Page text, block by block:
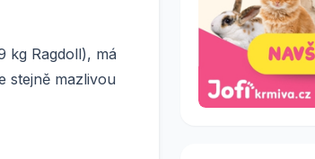
kg Ragdoll), má
stejně mazlivou